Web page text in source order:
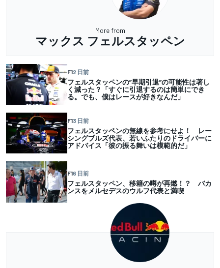
More from
マックス フェルスタッペン
F12 日前
フェルスタッペンの”早期引退”の可能性は著し
く減った？「すぐに引退するのは簡単にでき
る。でも、僕はレースが好きなんだ」
F13 日前
フェルスタッペンの無線を参考にせよ！ レー
シングブルズ代表、若いふたりのドライバーに
アドバイス「彼の振る舞いは模範的だ」
F16 日前
フェルスタッペン、移籍の噂が再燃！？ バカ
ンスをメルセデスのウルフ代表と満喫